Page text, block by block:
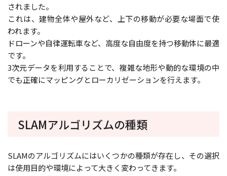
されました。
これは、建物全体や屋外など、上下の移動が必要な場面で使
われます。
ドローンや自律運転車など、高度な自由度を持つ移動体に最適
です。
3次元データを利用することで、複雑な地形や動的な環境の中
でも正確にマッピングとローカリゼーションを行えます。
SLAMアルゴリズムの種類
SLAMのアルゴリズムにはいくつかの種類が存在し、その選択
は使用目的や環境によって大きく変わってきます。